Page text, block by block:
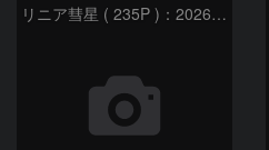
リニア彗星 ( 235P )：2026/05/29